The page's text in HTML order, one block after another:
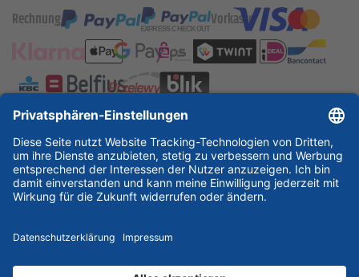
Rechnung Vorkasse
ESSKA International
new
new new